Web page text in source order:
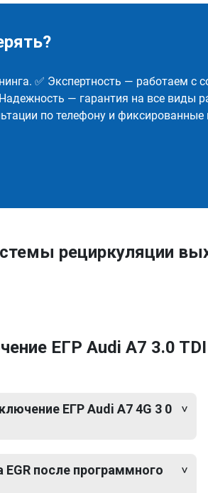
✅ Экспертность — работаем с
— гарантия на все виды
по телефону и фиксированные
рециркуляции
ЕГР Audi A7 3.0
ЕГР Audi A7 4G 3 0
после программного